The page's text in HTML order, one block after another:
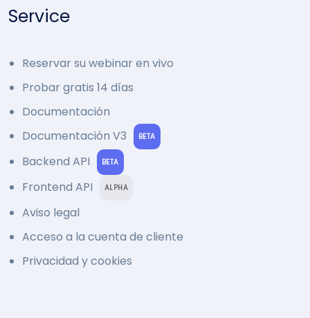
Service
Reservar su webinar en vivo
Probar gratis 14 días
Documentación
Documentación V3
BETA
Backend API BETA
Frontend API ALPHA
Aviso legal
Acceso a la cuenta de cliente
Privacidad y cookies